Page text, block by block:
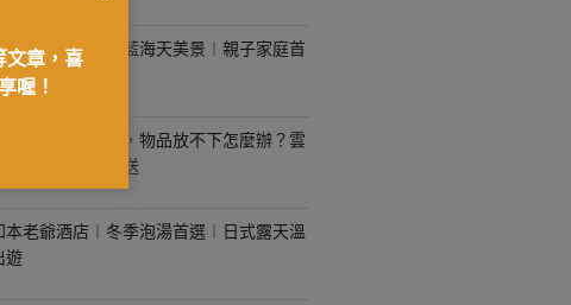
悅來飯店︱蔚藍海天美景︱親子家庭首
格
】家裡空間太小，物品放不下怎麼辦？雲
務，專人到府收送
本老爺酒店︱冬季泡湯首選︱日式露天溫
遊
文章，喜
喔！